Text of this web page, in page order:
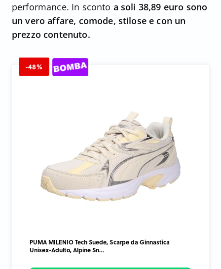
performance. In sconto a soli 38,89 euro sono
un vero affare, comode, stilose e con un
prezzo contenuto.
-48%
PUMA MILENIO Tech Suede, Scarpe da Ginnastica
Unisex-Adulto, Alpine Sn...